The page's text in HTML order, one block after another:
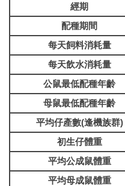
公佈欄
課程資訊
表單下載
動物相關資料
斑馬魚核心實驗室
院內動物價格表及代養費
技術服務項目及收費標準
經期
配種期間
每天飼料消耗量
每天飲水消耗量
公鼠最低配種年齡
母鼠最低配種年齡
平均仔產數(逢機族群)
初生仔體重
平均公成鼠體重
平均母成鼠體重